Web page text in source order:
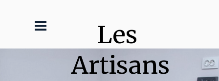
Les
Artisans